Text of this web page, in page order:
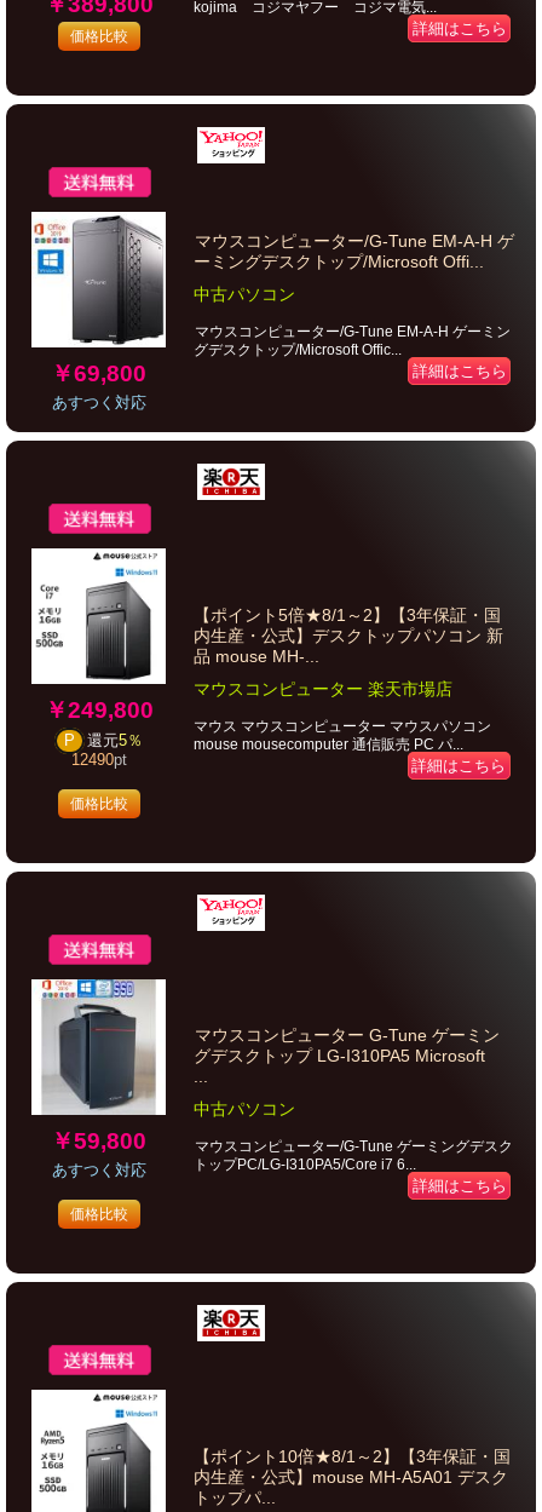
価格比較
kojima コジマヤフー コジマ電気...
詳細はこちら
￥69,800
あすつく対応
マウスコンピューター/G-Tune EM-A-H ゲ
ーミングデスクトップ/Microsoft Offi...
中古パソコン
マウスコンピューター/G-Tune EM-A-H ゲーミン
グデスクトップ/Microsoft Offic...
詳細はこちら
￥249,800
P 還元5％
12490pt
価格比較
【ポイント5倍★8/1～2】【3年保証・国
内生産・公式】デスクトップパソコン 新
品 mouse MH-...
マウスコンピューター 楽天市場店
マウス マウスコンピューター マウスパソコン
mouse mousecomputer 通信販売 PC パ...
詳細はこちら
￥59,800
あすつく対応
価格比較
マウスコンピューター G-Tune ゲーミン
グデスクトップ LG-I310PA5 Microsoft
中古パソコン
マウスコンピューター/G-Tune ゲーミングデスク
トップPC/LG-I310PA5/Core i7 6...
詳細はこちら
【ポイント10倍★8/1～2】【3年保証・国
内生産・公式】mouse MH-A5A01 デスク
トップパ...